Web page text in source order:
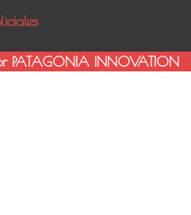
PATAGONIA INNOVATION